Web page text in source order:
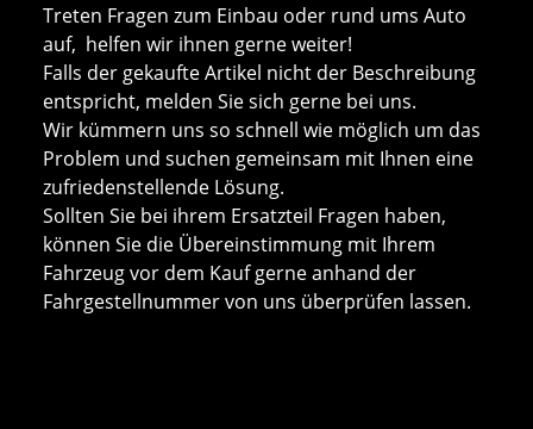
Treten Fragen zum Einbau oder rund ums Auto
auf, helfen wir ihnen gerne weiter!
Falls der gekaufte Artikel nicht der Beschreibung
entspricht, melden Sie sich gerne bei uns.
Wir kümmern uns so schnell wie möglich um das
Problem und suchen gemeinsam mit Ihnen eine
zufriedenstellende Lösung.
Sollten Sie bei ihrem Ersatzteil Fragen haben,
können Sie die Übereinstimmung mit Ihrem
Fahrzeug vor dem Kauf gerne anhand der
Fahrgestellnummer von uns überprüfen lassen.